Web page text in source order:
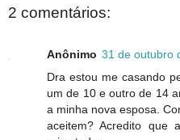
2 comentários:
Anônimo 31 de outubro
Dra estou me casando
um de 10 e outro de 14
a minha nova esposa.
aceitem? Acredito que